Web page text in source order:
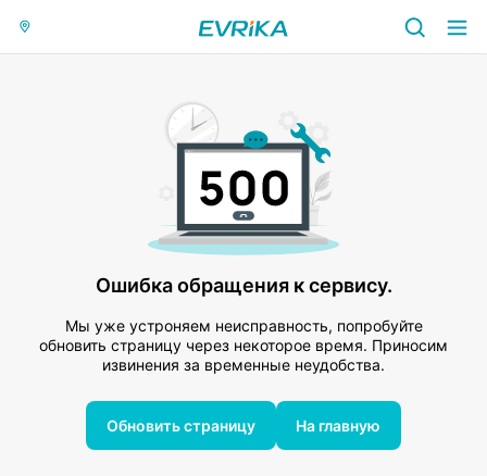
Ошибка обращения к сервису.
Мы уже устроняем неисправность, попробуйте
обновить страницу через некоторое время. Приносим
извинения за временные неудобства.
Обновить страницу На главную